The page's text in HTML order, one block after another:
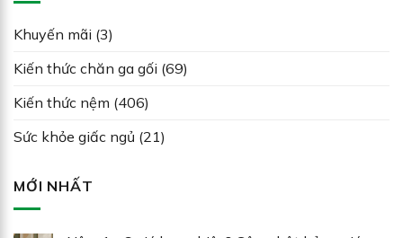
Khuyến mãi (3)
Kiến thức chăn ga gối (69)
Kiến thức nệm (406)
Sức khỏe giấc ngủ (21)
MỚI NHẤT